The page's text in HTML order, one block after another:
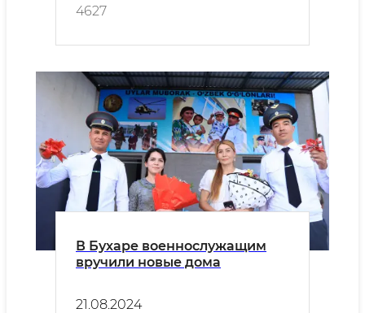
4627
В Бухаре военнослужащим
вручили новые дома
21.08.2024